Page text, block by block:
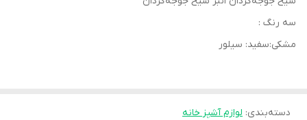
سه رنگ :
مشکی:سفید: سیلور
دسته‌بندی: لوازم آشپز خانه